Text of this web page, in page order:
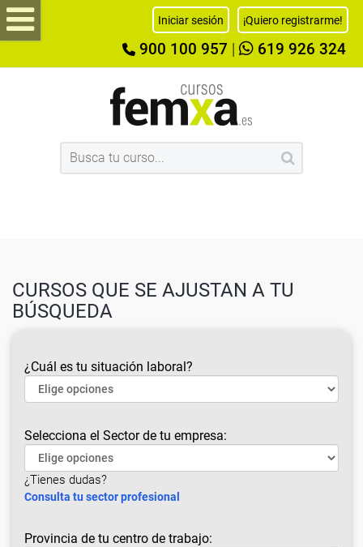
Iniciar sesión ¡Quiero registrarme!
900 100 957 619 926 324
CURSOS QUE SE AJUSTAN A TU
BÚSQUEDA
¿Cuál es tu situación laboral?
Selecciona el Sector de tu empresa:
¿Tienes dudas?
Consulta tu sector profesional
Provincia de tu centro de trabajo: